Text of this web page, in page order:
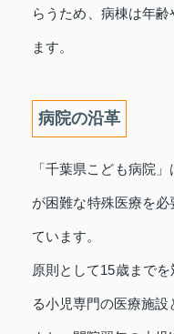
らうため、病棟は年
ます。
病院の沿革
「千葉県こども病院
が困難な特殊医療を
ています。
原則として15歳まで
る小児専門の医療施設